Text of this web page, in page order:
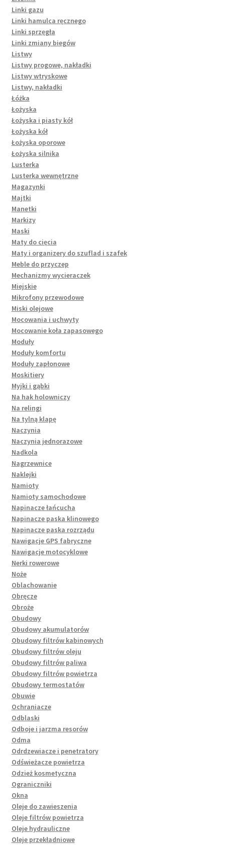
Linki gazu
Linki hamulca ręcznego
Linki sprzęgła
Linki zmiany biegów
Listwy
Listwy progowe, nakładki
Listwy wtryskowe
Listwy, nakładki
Łóżka
Łożyska
Łożyska i piasty kół
Łożyska kół
Łożyska oporowe
Łożyska silnika
Lusterka
Lusterka wewnętrzne
Magazynki
Majtki
Manetki
Markizy
Maski
Maty do cięcia
Maty i organizery do szuflad i szafek
Meble do przyczep
Mechanizmy wycieraczek
Miejskie
Mikrofony przewodowe
Miski olejowe
Mocowania i uchwyty
Mocowanie koła zapasowego
Moduły
Moduły komfortu
Moduły zapłonowe
Moskitiery
Myjki i gąbki
Na hak holowniczy
Na relingi
Na tylną klapę
Naczynia
Naczynia jednorazowe
Nadkola
Nagrzewnice
Naklejki
Namioty
Namioty samochodowe
Napinacze łańcucha
Napinacze paska klinowego
Napinacze paska rozrządu
Nawigacje GPS fabryczne
Nawigacje motocyklowe
Nerki rowerowe
Noże
Oblachowanie
Obręcze
Obroże
Obudowy
Obudowy akumulatorów
Obudowy filtrów kabinowych
Obudowy filtrów oleju
Obudowy filtrów paliwa
Obudowy filtrów powietrza
Obudowy termostatów
Obuwie
Ochraniacze
Odblaski
Odboje i jarzma resorów
Odma
Odrdzewiacze i penetratory
Odświeżacze powietrza
Odzież kosmetyczna
Ograniczniki
Okna
Oleje do zawieszenia
Oleje filtrów powietrza
Oleje hydrauliczne
Oleje przekładniowe